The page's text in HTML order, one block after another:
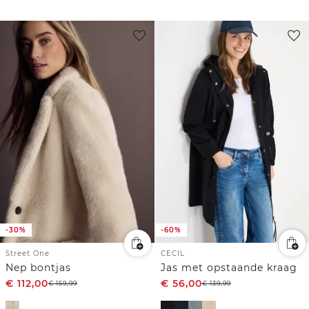
-30%
Street One
Nep bontjas
€ 112,00€159,99
-60%
CECIL
Jas met opstaande kraag
€ 56,00€139,99